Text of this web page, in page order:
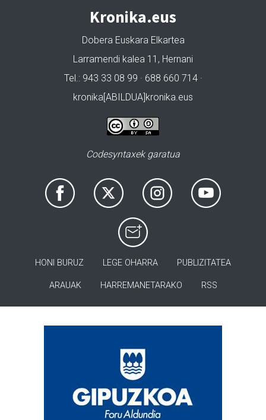
Kronika.eus
Dobera Euskara Elkartea
Larramendi kalea 11, Hernani
Tel.: 943 33 08 99 · 688 660 714 ·
kronika[ABILDUA]kronika.eus
Codesyntaxek garatua
HONI BURUZ LEGE OHARRA PUBLIZITATEA
ARAUAK HARREMANETARAKO RSS